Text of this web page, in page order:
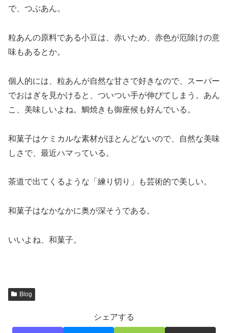
で、つぶあん。
粒あんの原料である小豆は、赤いため、赤色が厄除けの意
味もあるとか。
個人的には、粒あんが自然な甘さで好きなので、スーパー
でおはぎを見かけると、ついつい手が伸びてしまう。あん
こ、美味しいよね。鯛焼きも御座候も好んでいる。
和菓子はケミカルな素材がほとんどないので、自然な美味
しさで、最近ハマっている。
茶道で出てくるような「練り切り」も芸術的で美しい。
和菓子はなかなかに奥が深そうである。
いいよね、和菓子。
Blog
シェアする